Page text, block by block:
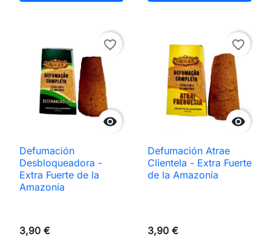

favorite_border
Defumación
Desbloqueadora -
Extra Fuerte de la
Amazonía
3,90 €

favorite_border
Defumación Atrae
Clientela - Extra Fuerte
de la Amazonía
3,90 €